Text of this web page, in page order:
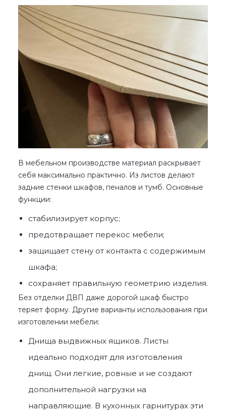
В мебельном производстве материал раскрывает
себя максимально практично. Из листов делают
задние стенки шкафов, пеналов и тумб. Основные
функции:
стабилизирует корпус;
предотвращает перекос мебели;
защищает стену от контакта с содержимым
шкафа;
сохраняет правильную геометрию изделия.
Без отделки ДВП даже дорогой шкаф быстро
теряет форму. Другие варианты использования при
изготовлении мебели:
Днища выдвижных ящиков. Листы
идеально подходят для изготовления
днищ. Они легкие, ровные и не создают
дополнительной нагрузки на
направляющие. В кухонных гарнитурах эти